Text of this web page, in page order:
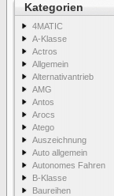
Kategorien
4MATIC
A-Klasse
Actros
Allgemein
Alternativantrieb
AMG
Antos
Arocs
Atego
Auszeichnung
Auto allgemein
Autonomes Fahren
B-Klasse
Baureihen